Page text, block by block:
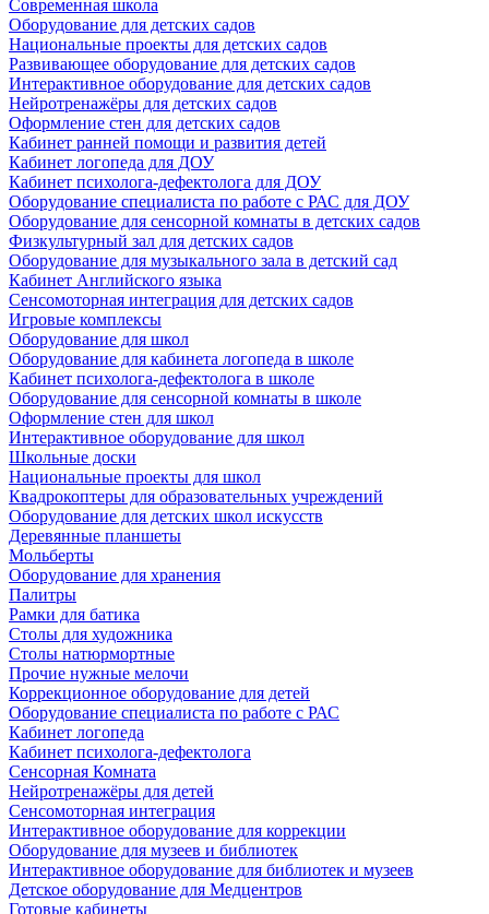
Современная школа
Оборудование для детских садов
Национальные проекты для детских садов
Развивающее оборудование для детских садов
Интерактивное оборудование для детских садов
Нейротренажёры для детских садов
Оформление стен для детских садов
Кабинет ранней помощи и развития детей
Кабинет логопеда для ДОУ
Кабинет психолога-дефектолога для ДОУ
Оборудование специалиста по работе с РАС для ДОУ
Оборудование для сенсорной комнаты в детских садов
Физкультурный зал для детских садов
Оборудование для музыкального зала в детский сад
Кабинет Английского языка
Сенсомоторная интеграция для детских садов
Игровые комплексы
Оборудование для школ
Оборудование для кабинета логопеда в школе
Кабинет психолога-дефектолога в школе
Оборудование для сенсорной комнаты в школе
Оформление стен для школ
Интерактивное оборудование для школ
Школьные доски
Национальные проекты для школ
Квадрокоптеры для образовательных учреждений
Оборудование для детских школ искусств
Деревянные планшеты
Мольберты
Оборудование для хранения
Палитры
Рамки для батика
Столы для художника
Столы натюрмортные
Прочие нужные мелочи
Коррекционное оборудование для детей
Оборудование специалиста по работе с РАС
Кабинет логопеда
Кабинет психолога-дефектолога
Сенсорная Комната
Нейротренажёры для детей
Сенсомоторная интеграция
Интерактивное оборудование для коррекции
Оборудование для музеев и библиотек
Интерактивное оборудование для библиотек и музеев
Детское оборудование для Медцентров
Готовые кабинеты